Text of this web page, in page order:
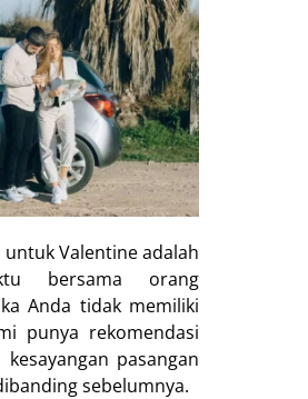
Valentine adalah
bersama orang
Anda tidak memiliki
punya rekomendasi
pasangan
sebelumnya.